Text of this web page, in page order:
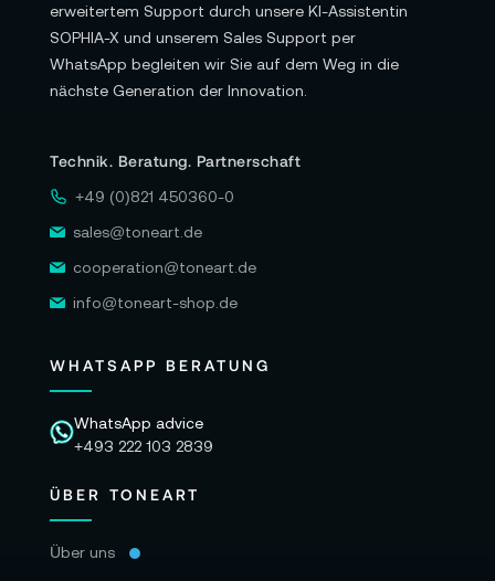
erweitertem Support durch unsere KI-Assistentin
SOPHIA-X und unserem Sales Support per
WhatsApp begleiten wir Sie auf dem Weg in die
nächste Generation der Innovation.
Technik. Beratung. Partnerschaft
+49 (0)821 450360-0
sales@toneart.de
cooperation@toneart.de
info@toneart-shop.de
WHATSAPP BERATUNG
WhatsApp advice
+493 222 103 2839
ÜBER TONEART
Über uns